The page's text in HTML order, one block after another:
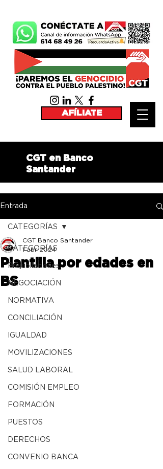
CGT en Banco
Santander
AFÍLIATE
Entrada
CATEGORÍAS
Prejubilaciones
NEGOCIACIÓN
NORMATIVA
CONCILIACIÓN
IGUALDAD
MOVILIZACIONES
SALUD LABORAL
COMISIÓN EMPLEO
FORMACIÓN
PUESTOS
DERECHOS
CONVENIO BANCA
CATEGORÍAS
Plantilla por edades en
BS
CGT Banco Santander
1 abr 2024